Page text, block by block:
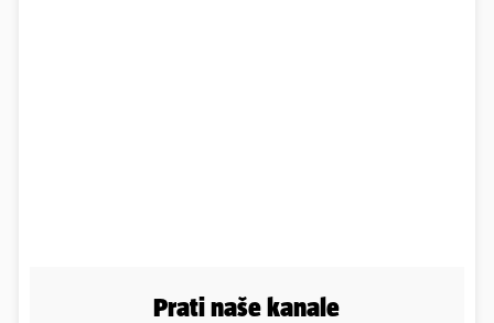
Prati naše kanale